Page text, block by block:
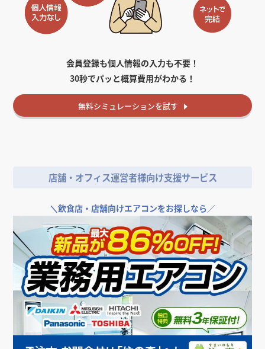
会員登録も個人情報の入力も不要！
30秒でパッと概算費用がわかる！
無料シミュレーションを試す
店舗・オフィス運営者様向け支援サービス
＼飲食店・店舗向けエアコンをお探しなら／